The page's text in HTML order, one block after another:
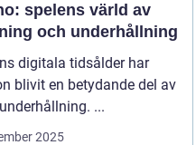
spelens värld av
och underhållning
digitala tidsålder har
blivit en betydande del av
...
2025